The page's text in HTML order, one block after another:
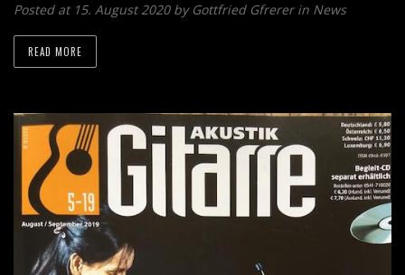
Posted at 15. August 2020 by Gottfried Gfrerer in News
READ MORE